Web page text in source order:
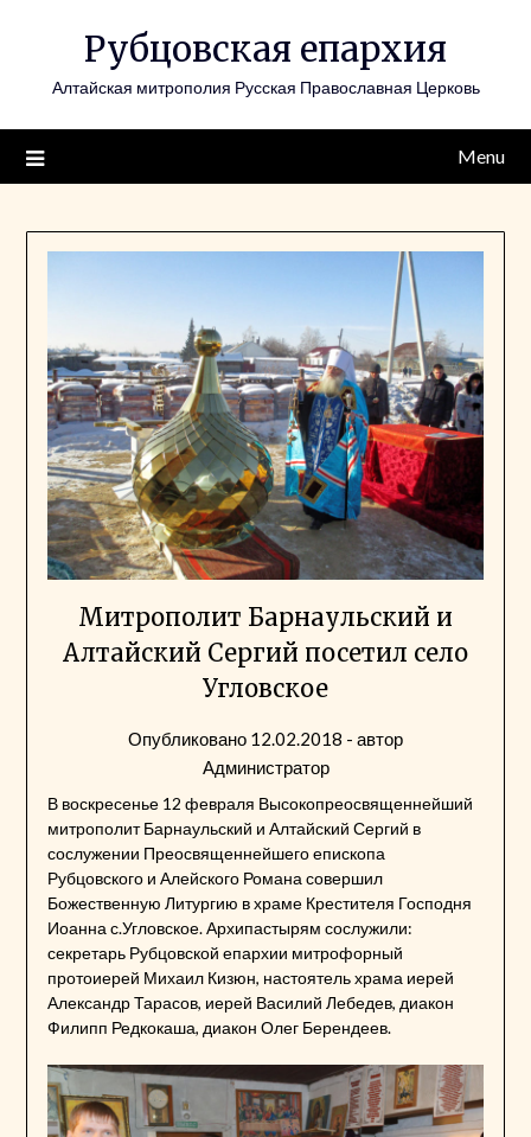
Рубцовская епархия
Алтайская митрополия Русская Православная Церковь
Menu
Митрополит Барнаульский и
Алтайский Сергий посетил село
Угловское
Опубликовано 12.02.2018 - автор
Администратор
В воскресенье 12 февраля Высокопреосвященнейший
митрополит Барнаульский и Алтайский Сергий в
сослужении Преосвященнейшего епископа
Рубцовского и Алейского Романа совершил
Божественную Литургию в храме Крестителя Господня
Иоанна с.Угловское. Архипастырям сослужили:
секретарь Рубцовской епархии митрофорный
протоиерей Михаил Кизюн, настоятель храма иерей
Александр Тарасов, иерей Василий Лебедев, диакон
Филипп Редкокаша, диакон Олег Берендеев.